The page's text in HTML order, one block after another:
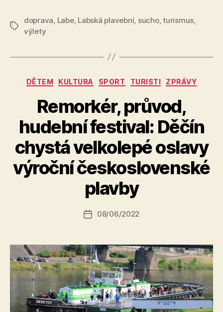
Štítky
doprava, Labe, Labská plavební, sucho,turismus,
výlety
Rubriky
DĚTEM KULTURA SPORT TURISTI ZPRÁVY
Remorkér, průvod,
hudební festival: Děčín
chystá velkolepé oslavy
výroční československé
plavby
Autor
příspěvku
A
u
o
a
s
o
Datum
08/06/2022